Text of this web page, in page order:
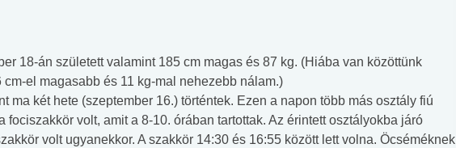
18-án született valamint 185 cm magas és 87 kg. (Hiába van közöttünk
cm-el magasabb és 11 kg-mal nehezebb nálam.)
ma két hete (szeptember 16.) történtek. Ezen a napon több más osztály fiú
fociszakkör volt, amit a 8-10. órában tartottak. Az érintett osztályokba járó
volt ugyanekkor. A szakkör 14:30 és 16:55 között lett volna. Öcséméknek